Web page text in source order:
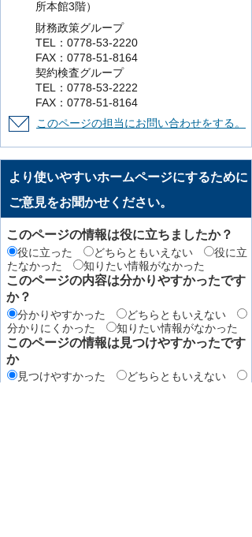
所本館3階）
財務政策グループ
TEL：0778-53-2220
FAX：0778-51-8164
契約検査グループ
TEL：0778-53-2222
FAX：0778-51-8164
このページの担当にお問い合わせをする。
より使いやすいホームページにするために
ご意見をお聞かせください。
このページの情報は役に立ちましたか？
役に立った どちらともいえない
役に立
たなかった
知りたい情報がなかった
このページの内容は分かりやすかったです
か？
分かりやすかった
どちらともいえない
分かりにくかった
知りたい情報がなかった
このページの情報は見つけやすかったです
か
見つけやすかった
どちらともいえない